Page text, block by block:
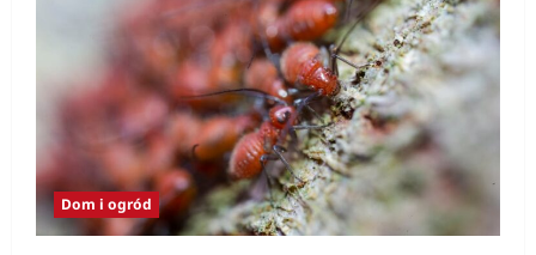
Dom i ogród